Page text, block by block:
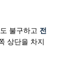
불구하고 전
상단을 차지